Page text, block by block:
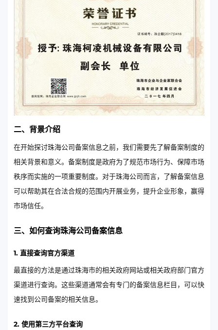
二、背景介绍
在开始探讨珠海公司备案信息之前，我们需要先了解备案制度的
相关背景和意义。备案制度是政府为了规范市场行为、保障市场
秩序而实施的一项重要制度。对于珠海公司而言，了解备案信息
可以帮助其在合法合规的范围内开展业务，提升企业形象，赢得
市场信任。
三、如何查询珠海公司备案信息
1. 直接查询官方渠道
最直接的方法是通过珠海市的相关政府网站或相关政府部门官方
渠道进行查询。这些渠道通常会有专门的备案信息栏目，可以快
速找到公司备案的相关信息。
2. 使用第三方平台查询